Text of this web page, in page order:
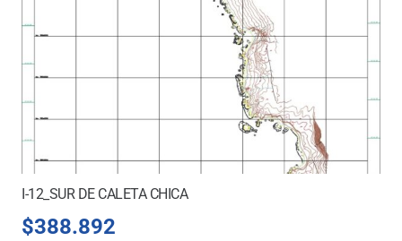
I-12_SUR DE CALETA CHICA
$388.892